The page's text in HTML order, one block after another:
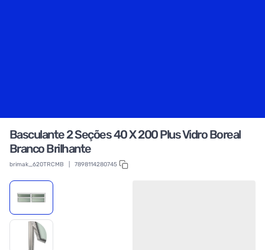
Basculante 2 Seções 40 X 200 Plus Vidro Boreal
Branco Brilhante
brimak_620TRCMB 7898114280745